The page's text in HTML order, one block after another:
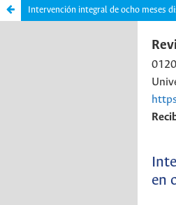
Intervención integral de ocho meses